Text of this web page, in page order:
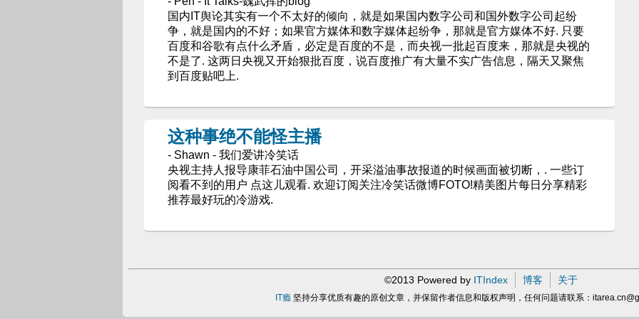
国内IT舆论其实有一个不太好的倾向，就是如果国内数字公司和国外数字公司起纷
争，就是国内的不好；如果官方媒体和数字媒体起纷争，那就是官方媒体不好. 只要
百度和谷歌有点什么矛盾，必定是百度的不是，而央视一批起百度来，那就是央视的
不是了. 这两日央视又开始狠批百度，说百度推广有大量不实广告信息，隔天又聚焦
到百度贴吧上.
这种事绝不能怪主播
- Shawn - 我们爱讲冷笑话
央视主持人报导康菲石油中国公司，开采溢油事故报道的时候画面被切断，. 一些订
阅看不到的用户 点这儿观看. 欢迎订阅关注冷笑话微博FOTO!精美图片每日分享精彩
推荐最好玩的冷游戏.
©2013 Powered by ITIndex 博客 关于
IT瘾 坚持分享优质有趣的原创文章，并保留作者信息和版权声明，任何问题请联系：